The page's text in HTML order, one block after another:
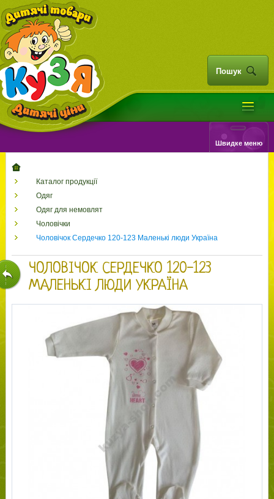
Пошук
Швидке меню
Каталог продукції
Одяг
Одяг для немовлят
Чоловічки
Чоловічок Сердечко 120-123 Маленькі люди Україна
ЧОЛОВІЧОК СЕРДЕЧКО 120-123
МАЛЕНЬКІ ЛЮДИ УКРАЇНА